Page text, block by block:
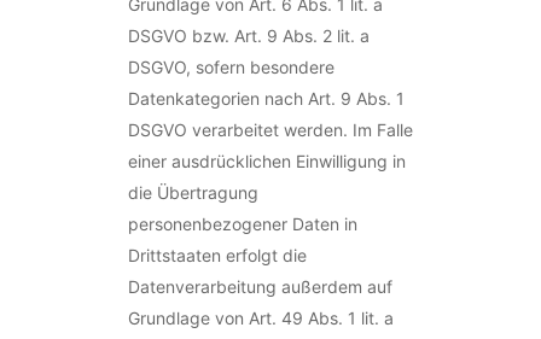
Grundlage von Art. 6 Abs. 1 lit. a
DSGVO bzw. Art. 9 Abs. 2 lit. a
DSGVO, sofern besondere
Datenkategorien nach Art. 9 Abs. 1
DSGVO verarbeitet werden. Im Falle
einer ausdrücklichen Einwilligung in
die Übertragung
personenbezogener Daten in
Drittstaaten erfolgt die
Datenverarbeitung außerdem auf
Grundlage von Art. 49 Abs. 1 lit. a